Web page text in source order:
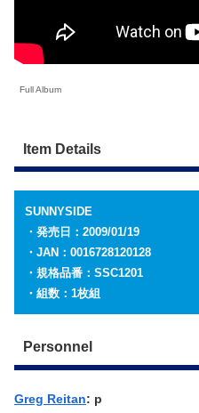
Full Album
Item Details
SUNNYSIDE
・発売日：2009/01/19
・JAN：0016728120128
・規格品番：SSC1201
・組数：1枚組
Personnel
Greg Reitan: p